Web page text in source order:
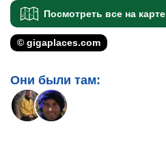
Посмотреть все на карте
© gigaplaces.com
Они были там: